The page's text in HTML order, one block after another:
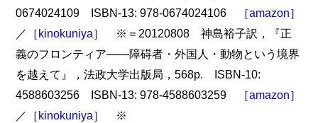
0674024109 ISBN-13: 978-0674024106
［amazon］
／
［kinokuniya］
※＝20120808 神島裕子訳，『正
義のフロンティア――障碍者・外国人・動物という境界
を越えて』，法政大学出版局，568p. ISBN-10:
4588603256 ISBN-13: 978-4588603259
［amazon］
／
［kinokuniya］ ※